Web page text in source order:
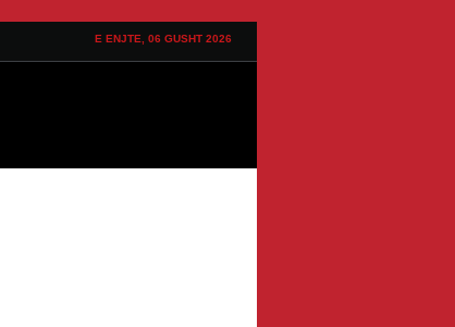
E ENJTE, 06 GUSHT 2026